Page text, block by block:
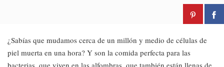
¿Sabías que mudamos cerca de un millón y medio de células de
piel muerta en una hora? Y son la comida perfecta para las
bacterias, que viven en las alfombras, que también están llenas de